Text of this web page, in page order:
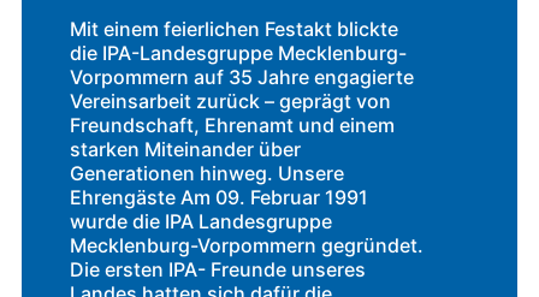
Mit einem feierlichen Festakt blickte
die IPA-Landesgruppe Mecklenburg-
Vorpommern auf 35 Jahre engagierte
Vereinsarbeit zurück – geprägt von
Freundschaft, Ehrenamt und einem
starken Miteinander über
Generationen hinweg. Unsere
Ehrengäste Am 09. Februar 1991
wurde die IPA Landesgruppe
Mecklenburg-Vorpommern gegründet.
Die ersten IPA- Freunde unseres